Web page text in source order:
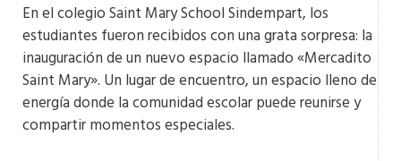
En el colegio Saint Mary School Sindempart, los
estudiantes fueron recibidos con una grata sorpresa: la
inauguración de un nuevo espacio llamado «Mercadito
Saint Mary». Un lugar de encuentro, un espacio lleno de
energía donde la comunidad escolar puede reunirse y
compartir momentos especiales.